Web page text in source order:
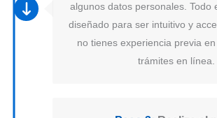
algunos datos personales. Todo
diseñado para ser intuitivo y
no tienes experiencia previa
trámites en línea.